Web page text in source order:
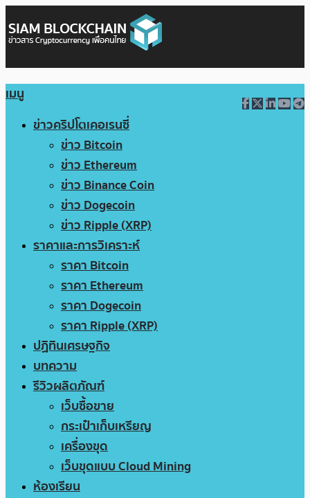
เมนู
ข่าวคริปโตเคอเรนซี่
ข่าว Bitcoin
ข่าว Ethereum
ข่าว Binance Coin
ข่าว Dogecoin
ข่าว Ripple (XRP)
ราคาและการวิเคราะห์
ราคา Bitcoin
ราคา Ethereum
ราคา Dogecoin
ราคา Ripple (XRP)
ปฏิทินเศรษฐกิจ
บทความ
รีวิวผลิตภัณฑ์
เว็บซื้อขาย
กระเป๋าเก็บเหรียญ
เครื่องขุด
เว็บขุดแบบ Cloud Mining
ห้องเรียน